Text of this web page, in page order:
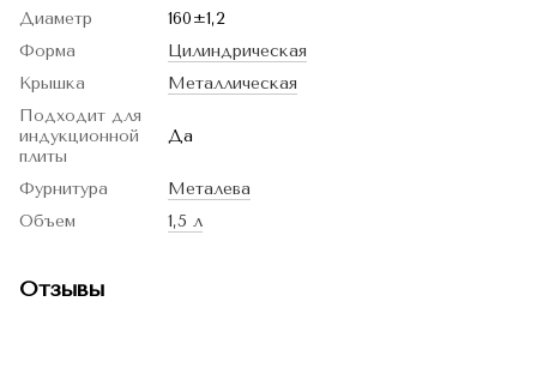
Диаметр
160±1,2
Форма
Цилиндрическая
Крышка
Металлическая
Подходит для
индукционной
плиты
Да
Фурнитура
Металева
Объем
1,5 л
Отзывы